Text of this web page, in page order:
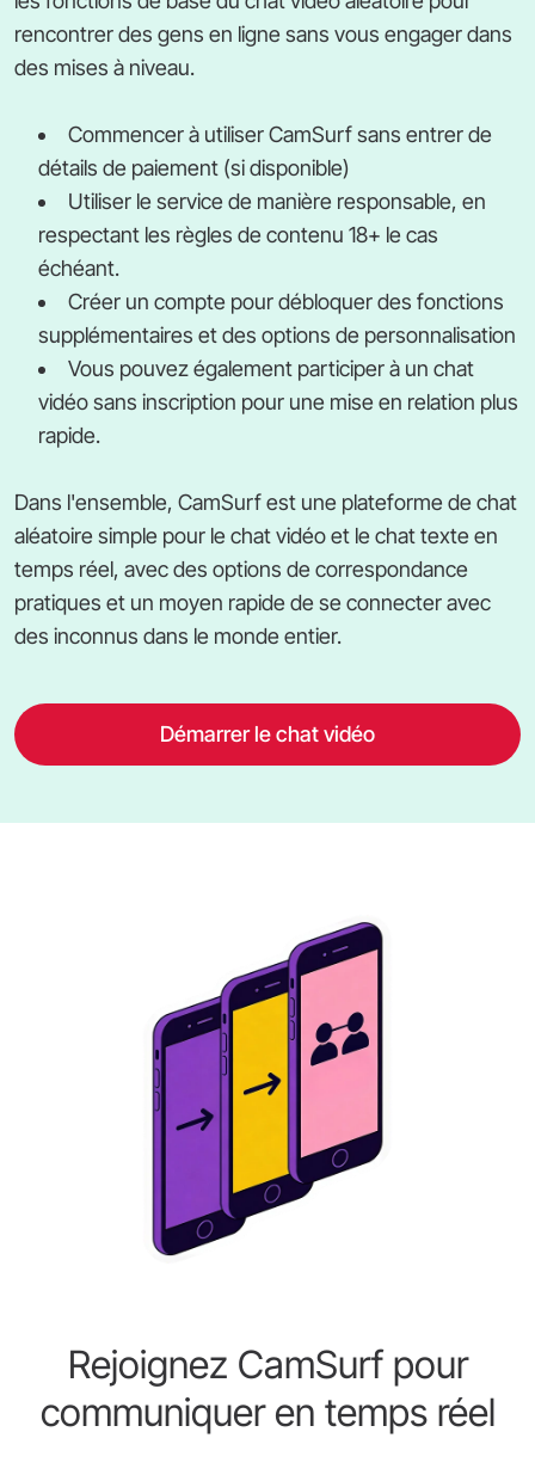
rencontrer des gens en ligne sans vous engager dans
des mises à niveau.
Commencer à utiliser CamSurf sans entrer de
détails de paiement (si disponible)
Utiliser le service de manière responsable, en
respectant les règles de contenu 18+ le cas
échéant.
Créer un compte pour débloquer des fonctions
supplémentaires et des options de personnalisation
Vous pouvez également participer à un chat
vidéo sans inscription pour une mise en relation plus
rapide.
Dans l'ensemble, CamSurf est une plateforme de chat
aléatoire simple pour le chat vidéo et le chat texte en
temps réel, avec des options de correspondance
pratiques et un moyen rapide de se connecter avec
des inconnus dans le monde entier.
Démarrer le chat vidéo
Rejoignez CamSurf pour
communiquer en temps réel